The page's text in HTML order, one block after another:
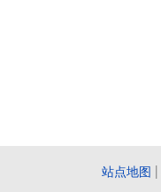
站点地图